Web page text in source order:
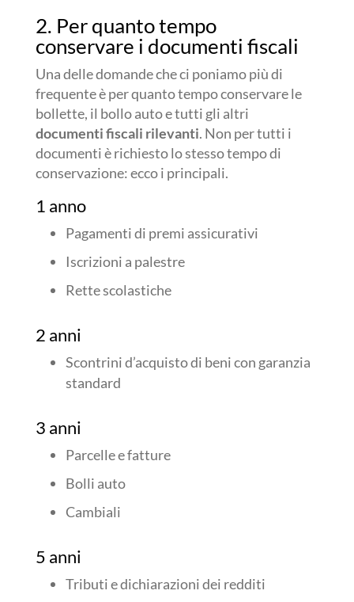
2. Per quanto tempo
conservare i documenti fiscali
Una delle domande che ci poniamo più di
frequente è per quanto tempo conservare le
bollette, il bollo auto e tutti gli altri
documenti fiscali rilevanti. Non per tutti i
documenti è richiesto lo stesso tempo di
conservazione: ecco i principali.
1 anno
Pagamenti di premi assicurativi
Iscrizioni a palestre
Rette scolastiche
2 anni
Scontrini d’acquisto di beni con garanzia
standard
3 anni
Parcelle e fatture
Bolli auto
Cambiali
5 anni
Tributi e dichiarazioni dei redditi